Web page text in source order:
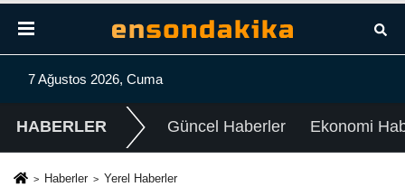
7 Ağustos 2026, Cuma
HABERLER Güncel Haberler Ekonomi
Haberler Yerel Haberler